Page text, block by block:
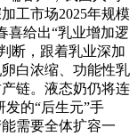
工市场2025年规模
喜给出“乳业增加逻
断，跟着乳业深加
白浓缩、功能性乳
链。液态奶仍将连
的“后生元”手
需要全体扩容一